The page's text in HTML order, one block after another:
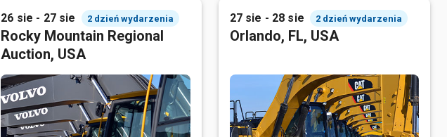
26 sie - 27 sie 2 dzień wydarzenia
Rocky Mountain Regional
Auction, USA
27 sie - 28 sie 2 dzień wydarzenia
Orlando, FL, USA